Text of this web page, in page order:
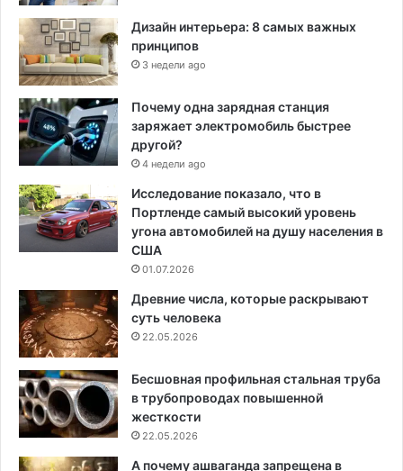
Дизайн интерьера: 8 самых важных
принципов
3 недели ago
Почему одна зарядная станция
заряжает электромобиль быстрее
другой?
4 недели ago
Исследование показало, что в
Портленде самый высокий уровень
угона автомобилей на душу населения в
США
01.07.2026
Древние числа, которые раскрывают
суть человека
22.05.2026
Бесшовная профильная стальная труба
в трубопроводах повышенной
жесткости
22.05.2026
А почему ашваганда запрещена в